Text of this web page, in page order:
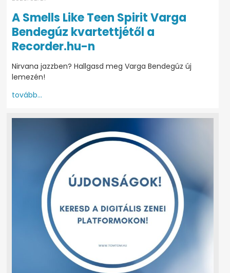
A Smells Like Teen Spirit Varga
Bendegúz kvartettjétől a
Recorder.hu-n
Nirvana jazzben? Hallgasd meg Varga Bendegúz új
lemezén!
tovább...